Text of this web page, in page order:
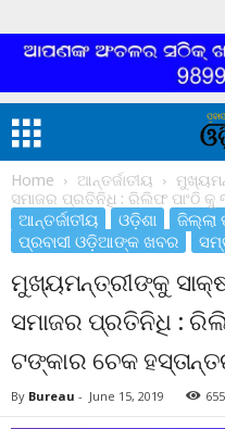
Home ଆନ୍ତର୍ଜାତୀୟ
ସମାଜର ପ୍ରତିନିଧି : ରିଲିଫ ପାଂଠି କୁ
ଆନ୍ତର୍ଜାତୀୟ ଓଡ଼ିଶା
ଜିଲ୍ଲା
ପ୍ରବାସୀ ଓଡ଼ିଆଙ୍କ ଖବର
ମୁଖ୍ୟମନ୍ତ୍ରୀଙ୍କୁ
ସମାଜର ପ୍ରତିନିଧି :
ଟଙ୍କାର ଚେକ
By Bureau - June 15, 2019 655